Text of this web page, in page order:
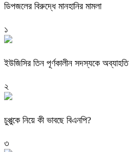
ডিপজলের বিরুদ্ধে মানহানির মামলা
১
ইউজিসির তিন পূর্ণকালীন সদস্যকে অব্যাহতি
২
চুপ্পুকে নিয়ে কী ভাবছে বিএনপি?
৩